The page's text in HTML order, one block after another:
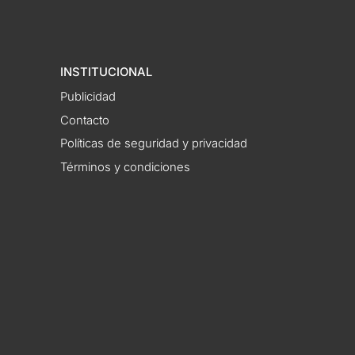
INSTITUCIONAL
Publicidad
Contacto
Políticas de seguridad y privacidad
Términos y condiciones